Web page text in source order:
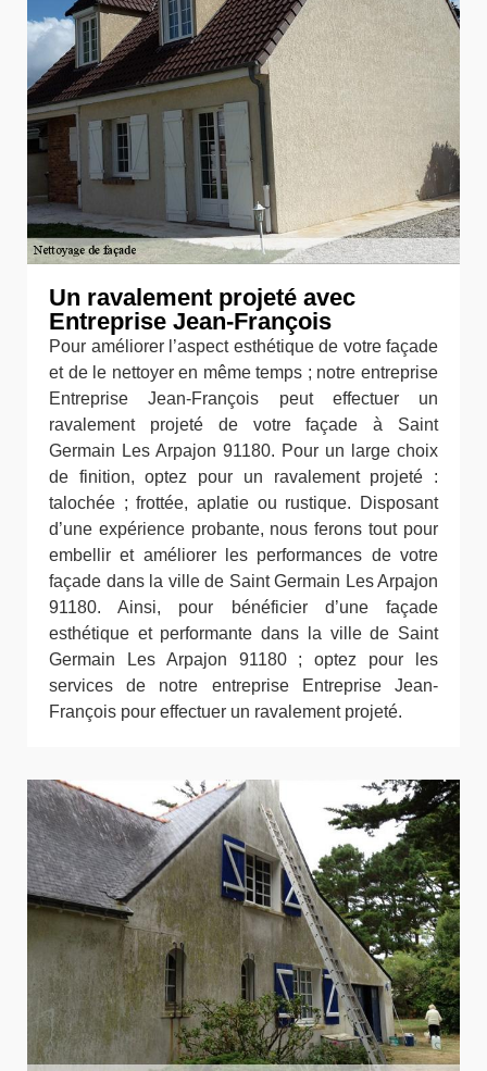
Un ravalement projeté avec
Entreprise Jean-François
Pour améliorer l’aspect esthétique de votre façade
et de le nettoyer en même temps ; notre entreprise
Entreprise Jean-François peut effectuer un
ravalement projeté de votre façade à Saint
Germain Les Arpajon 91180. Pour un large choix
de finition, optez pour un ravalement projeté :
talochée ; frottée, aplatie ou rustique. Disposant
d’une expérience probante, nous ferons tout pour
embellir et améliorer les performances de votre
façade dans la ville de Saint Germain Les Arpajon
91180. Ainsi, pour bénéficier d’une façade
esthétique et performante dans la ville de Saint
Germain Les Arpajon 91180 ; optez pour les
services de notre entreprise Entreprise Jean-
François pour effectuer un ravalement projeté.